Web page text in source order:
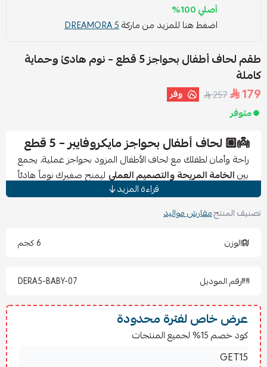
أصلي 100%
اضغط هنا للمزيد من ماركةDREAMORA 5
طقم لحاف أطفال بحواجز 5 قطع – نوم هادئ وحماية
كاملة
179
257 وفر
متوفر
👼🏼 لحاف أطفال بحواجز مايكروفايبر – 5 قطع
راحة وأمان لطفلك مع لحاف الأطفال المزود بحواجز عملية، يجمع
بينالخامة المريحة والتصميم العملي ليمنح صغيرك نوماً هادئاً
وأجواء مبهجة. بفضل خامة المايكروفايبر الناعمة وطباعة
الديجيتال الثابتة، ستحصلين على لحاف أنيق لا يسبب الحساسية
وآمن لبشرة الطفل الحساسة.
🔹 المواصفات:
لحاف: 145×90 سم
مخدة بحشوة: 45×35 سم
2 حاجز بحشوة لحماية الطفل
قراءة المزيد
تصنيف المنتج:مفارش مواليد
الوزن
6 كجم
رقم الموديل DERA5-BABY-07
عرض خاص لفترة محدودة
كود خصم 15% لجميع المنتجات